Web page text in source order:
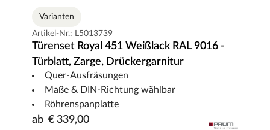
Varianten
Artikel-Nr.: L5013739
Türenset Royal 451 Weißlack RAL 9016 -
Türblatt, Zarge, Drückergarnitur
Quer-Ausfräsungen
Maße & DIN-Richtung wählbar
Röhrenspanplatte
ab € 339,00